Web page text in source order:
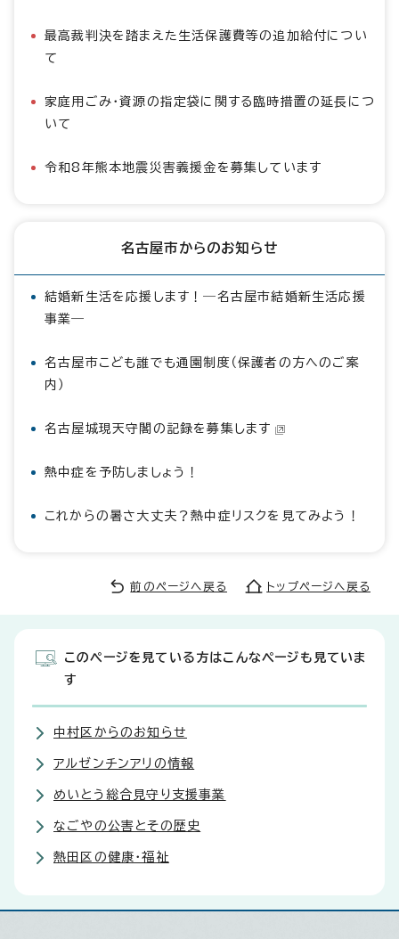
最高裁判決を踏まえた生活保護費等の追加給付につい
て
家庭用ごみ・資源の指定袋に関する臨時措置の延長につ
いて
令和8年熊本地震災害義援金を募集しています
名古屋市からのお知らせ
結婚新生活を応援します！―名古屋市結婚新生活応援
事業―
名古屋市こども誰でも通園制度（保護者の方へのご案
内）
名古屋城現天守閣の記録を募集します
熱中症を予防しましょう！
これからの暑さ大丈夫？熱中症リスクを見てみよう！
前のページへ戻る トップページへ戻る
このページを見ている方はこんなページも見ていま
す
中村区からのお知らせ
アルゼンチンアリの情報
めいとう総合見守り支援事業
なごやの公害とその歴史
熱田区の健康・福祉